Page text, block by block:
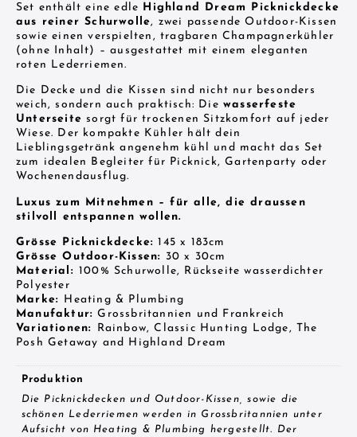
Set enthält eine edle Highland Dream Picknickdecke
aus reiner Schurwolle, zwei passende Outdoor-Kissen
sowie einen verspielten, tragbaren Champagnerkühler
(ohne Inhalt) – ausgestattet mit einem eleganten
roten Lederriemen.
Die Decke und die Kissen sind nicht nur besonders
weich, sondern auch praktisch: Die wasserfeste
Unterseite sorgt für trockenen Sitzkomfort auf jeder
Wiese. Der kompakte Kühler hält dein
Lieblingsgetränk angenehm kühl und macht das Set
zum idealen Begleiter für Picknick, Gartenparty oder
Wochenendausflug.
Luxus zum Mitnehmen – für alle, die draussen
stilvoll entspannen wollen.
Grösse Picknickdecke: 145 x 183cm
Grösse Outdoor-Kissen: 30 x 30cm
Material: 100% Schurwolle, Rückseite wasserdichter
Polyester
Marke:
Heating & Plumbing
Manufaktur: Grossbritannien und Frankreich
Variationen:
Rainbow, Classic Hunting Lodge, The
Posh Getaway and Highland Dream
Produktion
Die Picknickdecken und Outdoor-Kissen, sowie die
schönen Lederriemen werden in Grossbritannien unter
Aufsicht von Heating & Plumbing hergestellt. Der